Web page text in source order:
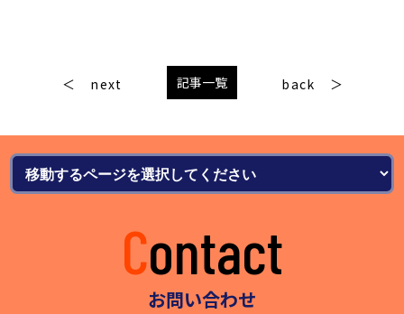
next 記事一覧 back
Contact
お問い合わせ